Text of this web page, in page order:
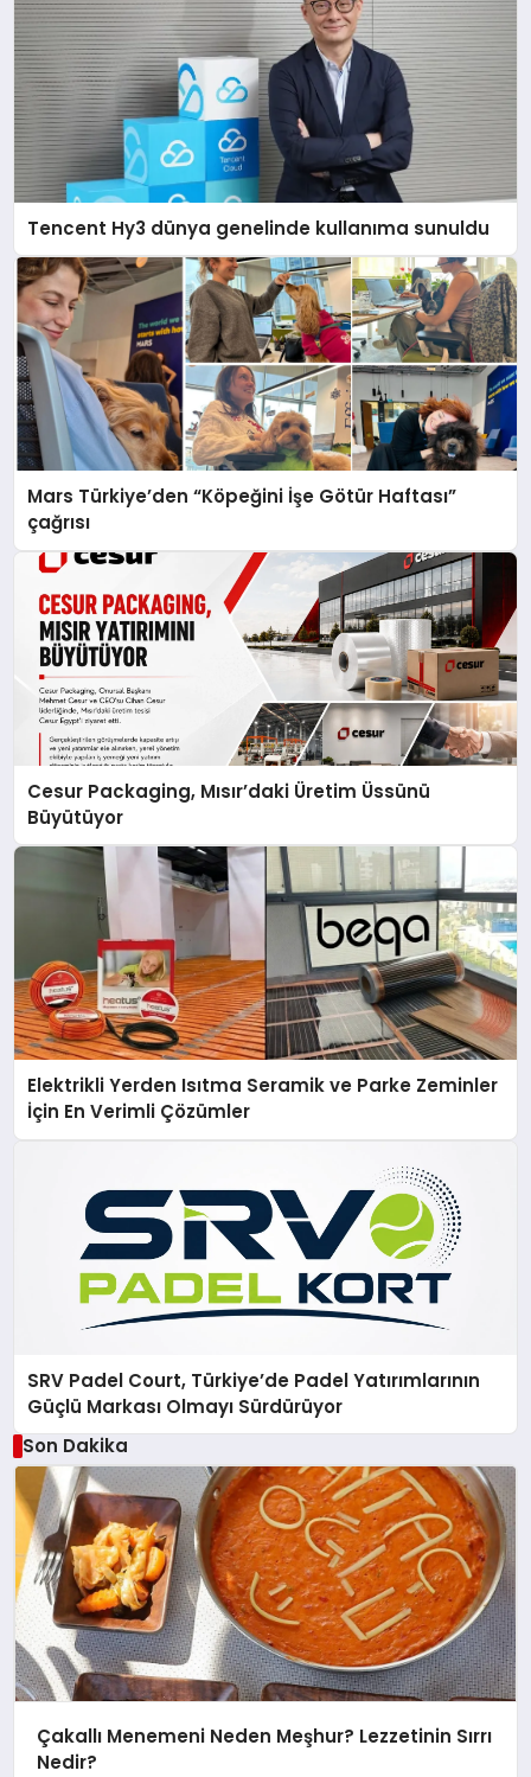
Tencent Hy3 dünya genelinde kullanıma sunuldu
Mars Türkiye’den “Köpeğini İşe Götür Haftası”
çağrısı
Cesur Packaging, Mısır’daki Üretim Üssünü
Büyütüyor
Elektrikli Yerden Isıtma Seramik ve Parke Zeminler
İçin En Verimli Çözümler
SRV Padel Court, Türkiye’de Padel Yatırımlarının
Güçlü Markası Olmayı Sürdürüyor
Son Dakika
Çakallı Menemeni Neden Meşhur? Lezzetinin Sırrı
Nedir?